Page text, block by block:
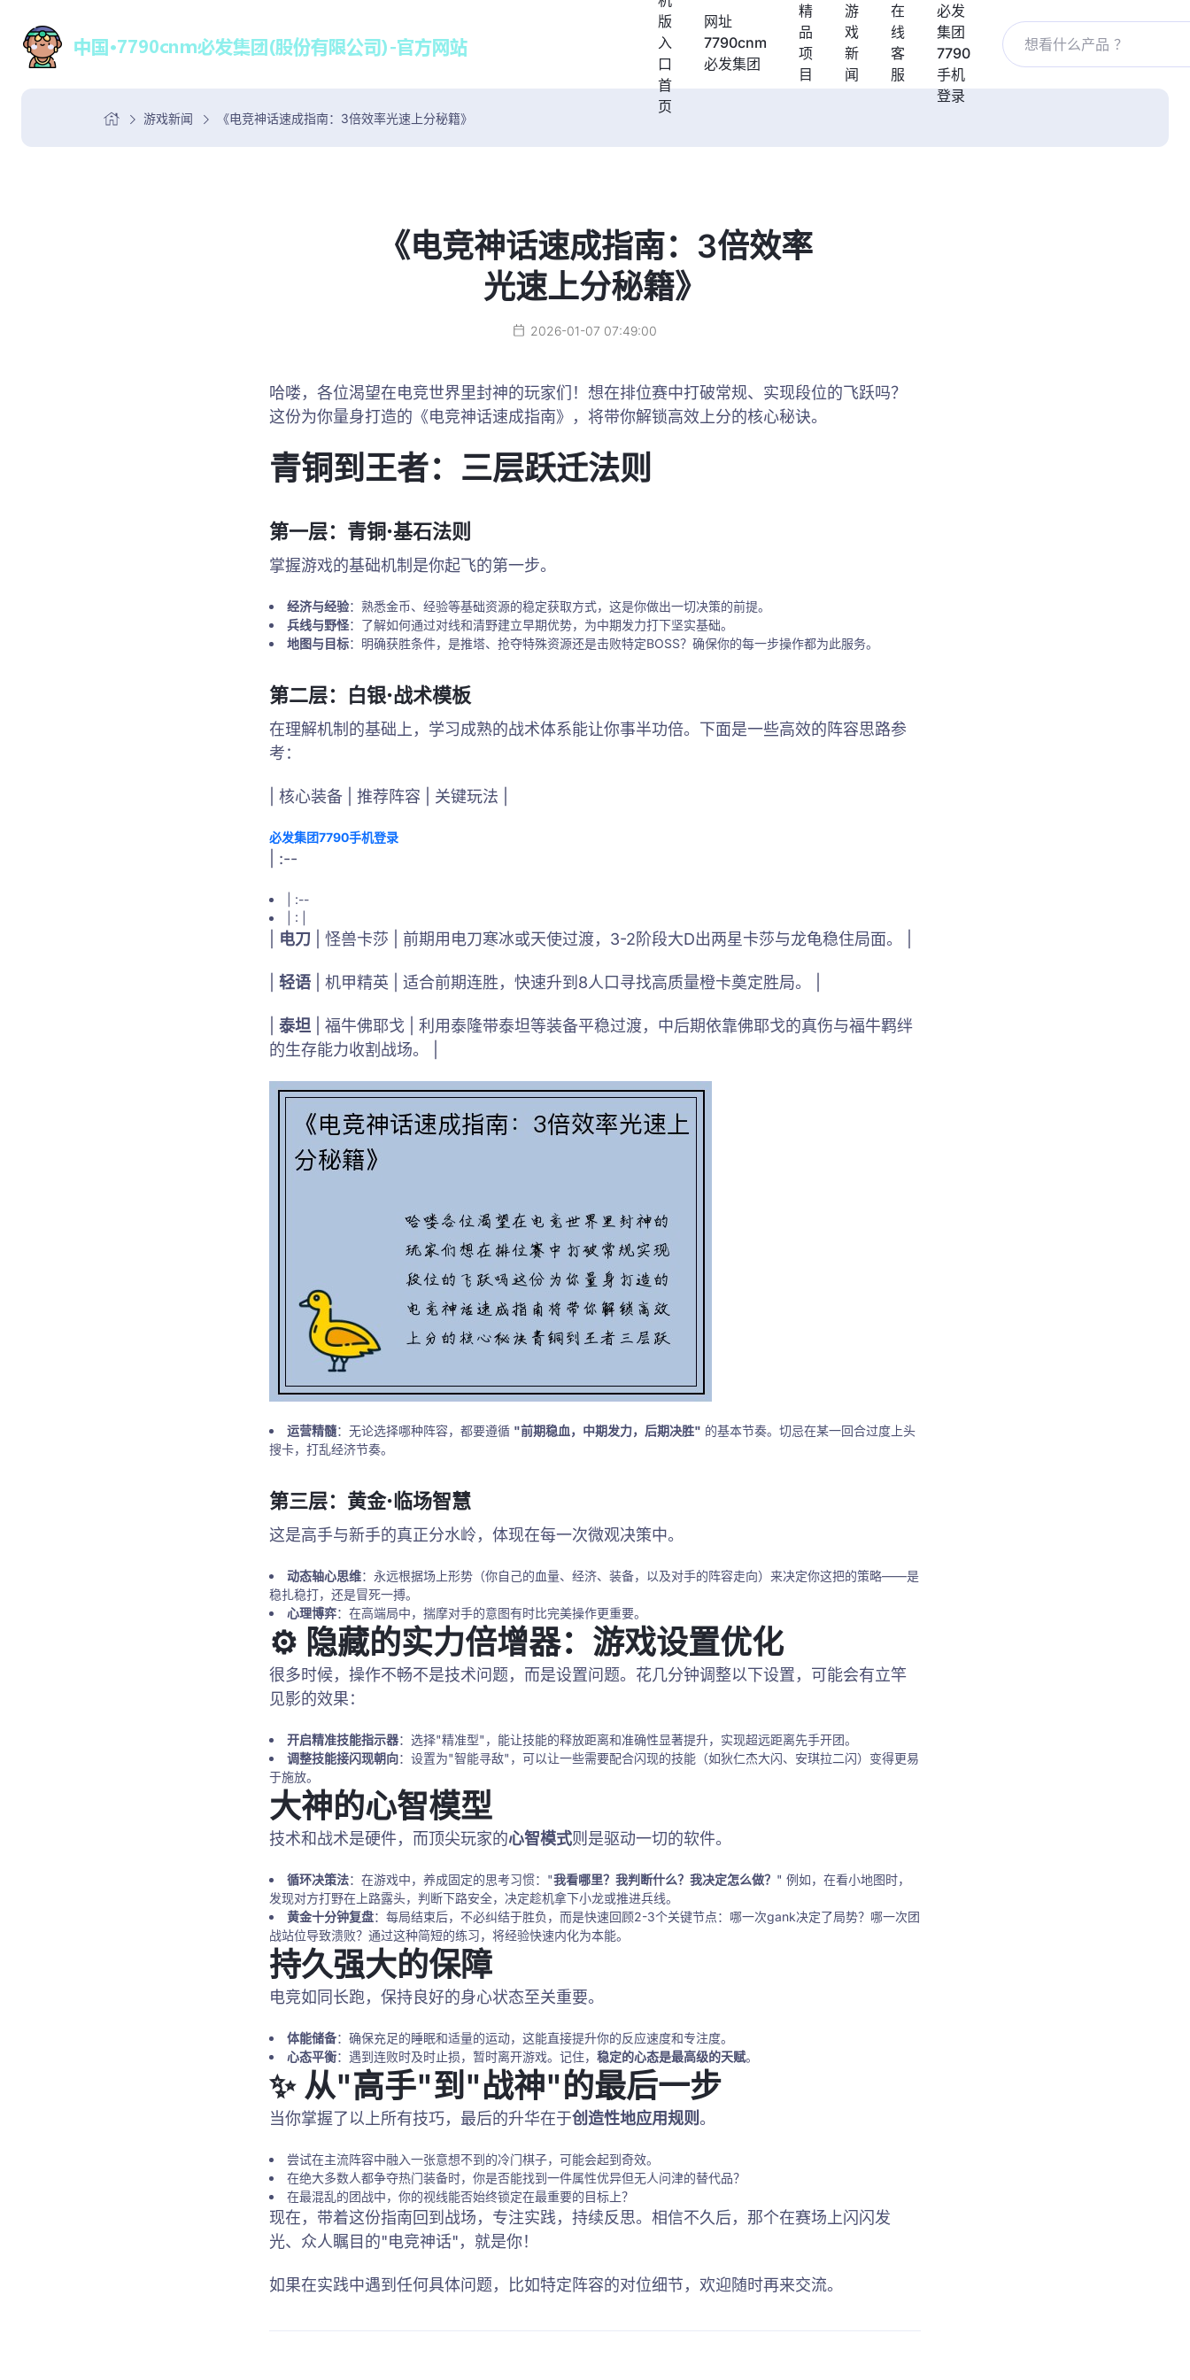
版
入
口
首
页
网址
7790cnm
必发集团
精
品
项
目
游
戏
新
闻
在
线
客
服
必发
集团
7790
手机
登录
游戏新闻 《电竞神话速成指南：3倍效率光速上分秘籍》
《电竞神话速成指南：3倍效率
光速上分秘籍》
2026-01-07 07:49:00
哈喽，各位渴望在电竞世界里封神的玩家们！想在排位赛中打破常规、实现段位的飞跃吗？
这份为你量身打造的《电竞神话速成指南》，将带你解锁高效上分的核心秘诀。
青铜到王者：三层跃迁法则
第一层：青铜·基石法则
掌握游戏的基础机制是你起飞的第一步。
经济与经验：熟悉金币、经验等基础资源的稳定获取方式，这是你做出一切决策的前提。
兵线与野怪：了解如何通过对线和清野建立早期优势，为中期发力打下坚实基础。
地图与目标：明确获胜条件，是推塔、抢夺特殊资源还是击败特定BOSS？确保你的每一步操作都为此服务。
第二层：白银·战术模板
在理解机制的基础上，学习成熟的战术体系能让你事半功倍。下面是一些高效的阵容思路参
考：
| 核心装备 | 推荐阵容 | 关键玩法 |
必发集团7790手机登录
| :--
| :--
| : |
电刀 | 怪兽卡莎 | 前期用电刀寒冰或天使过渡，3-2阶段大D出两星卡莎与龙龟稳住局面。 |
轻语 | 机甲精英 | 适合前期连胜，快速升到8人口寻找高质量橙卡奠定胜局。 |
泰坦 | 福牛佛耶戈 | 利用泰隆带泰坦等装备平稳过渡，中后期依靠佛耶戈的真伤与福牛羁绊
的生存能力收割战场。 |
运营精髓：无论选择哪种阵容，都要遵循 "前期稳血，中期发力，后期决胜" 的基本节奏。切忌在某一回合过度上头
搜卡，打乱经济节奏。
第三层：黄金·临场智慧
这是高手与新手的真正分水岭，体现在每一次微观决策中。
动态轴心思维：永远根据场上形势（你自己的血量、经济、装备，以及对手的阵容走向）来决定你这把的策略——是
稳扎稳打，还是冒死一搏。
心理博弈：在高端局中，揣摩对手的意图有时比完美操作更重要。
⚙️ 隐藏的实力倍增器：游戏设置优化
很多时候，操作不畅不是技术问题，而是设置问题。花几分钟调整以下设置，可能会有立竿
见影的效果：
开启精准技能指示器：选择"精准型"，能让技能的释放距离和准确性显著提升，实现超远距离先手开团。
调整技能接闪现朝向：设置为"智能寻敌"，可以让一些需要配合闪现的技能（如狄仁杰大闪、安琪拉二闪）变得更易
于施放。
大神的心智模型
技术和战术是硬件，而顶尖玩家的心智模式则是驱动一切的软件。
循环决策法：在游戏中，养成固定的思考习惯："我看哪里？我判断什么？我决定怎么做？ " 例如，在看小地图时，
发现对方打野在上路露头，判断下路安全，决定趁机拿下小龙或推进兵线。
黄金十分钟复盘：每局结束后，不必纠结于胜负，而是快速回顾2-3个关键节点：哪一次gank决定了局势？哪一次团
战站位导致溃败？通过这种简短的练习，将经验快速内化为本能。
持久强大的保障
电竞如同长跑，保持良好的身心状态至关重要。
体能储备：确保充足的睡眠和适量的运动，这能直接提升你的反应速度和专注度。
心态平衡：遇到连败时及时止损，暂时离开游戏。记住， 稳定的心态是最高级的天赋。
✨ 从"高手"到"战神"的最后一步
当你掌握了以上所有技巧，最后的升华在于创造性地应用规则。
尝试在主流阵容中融入一张意想不到的冷门棋子，可能会起到奇效。
在绝大多数人都争夺热门装备时，你是否能找到一件属性优异但无人问津的替代品？
在最混乱的团战中，你的视线能否始终锁定在最重要的目标上？
现在，带着这份指南回到战场，专注实践，持续反思。相信不久后，那个在赛场上闪闪发
光、众人瞩目的"电竞神话"，就是你！
如果在实践中遇到任何具体问题，比如特定阵容的对位细节，欢迎随时再来交流。